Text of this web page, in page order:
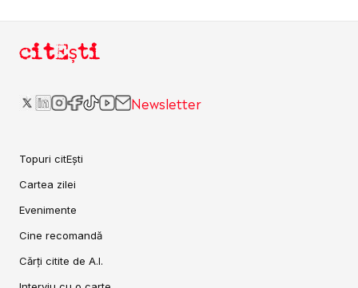
citEști
Newsletter
Topuri citEști
Cartea zilei
Evenimente
Cine recomandă
Cărți citite de A.I.